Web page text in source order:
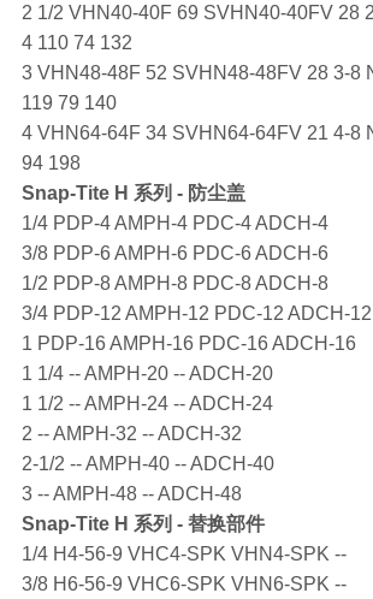
2 1/2 VHN40-40F 69 SVHN40-40FV 28
4 110 74 132
3 VHN48-48F 52 SVHN48-48FV 28 3-8
119 79 140
4 VHN64-64F 34 SVHN64-64FV 21 4-8
94 198
Snap-Tite H 系列 - 防尘盖
1/4 PDP-4 AMPH-4 PDC-4 ADCH-4
3/8 PDP-6 AMPH-6 PDC-6 ADCH-6
1/2 PDP-8 AMPH-8 PDC-8 ADCH-8
3/4 PDP-12 AMPH-12 PDC-12 ADCH-12
1 PDP-16 AMPH-16 PDC-16 ADCH-16
1 1/4 -- AMPH-20 -- ADCH-20
1 1/2 -- AMPH-24 -- ADCH-24
2 -- AMPH-32 -- ADCH-32
2-1/2 -- AMPH-40 -- ADCH-40
3 -- AMPH-48 -- ADCH-48
Snap-Tite H 系列 - 替换部件
1/4 H4-56-9 VHC4-SPK VHN4-SPK --
3/8 H6-56-9 VHC6-SPK VHN6-SPK --